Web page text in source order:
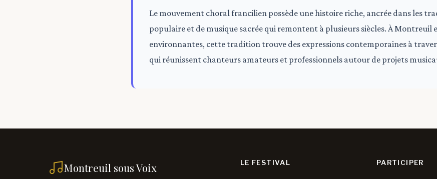
Le mouvement choral francilien possède une histoire riche, ancrée dans les
populaire et de musique sacrée qui remontent à plusieurs siècles. À Montreuil
environnantes, cette tradition trouve des expressions contemporaines à
qui réunissent chanteurs amateurs et professionnels autour de projets
Montreuil sous Voix LE FESTIVAL PARTICIPER